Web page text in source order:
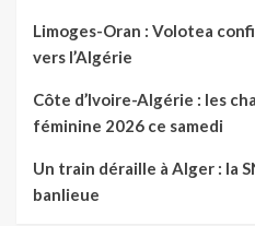
Limoges-Oran : Volotea
vers l’Algérie
Côte d’Ivoire-Algérie : les
féminine 2026 ce samedi
Un train déraille à Alger : la
banlieue